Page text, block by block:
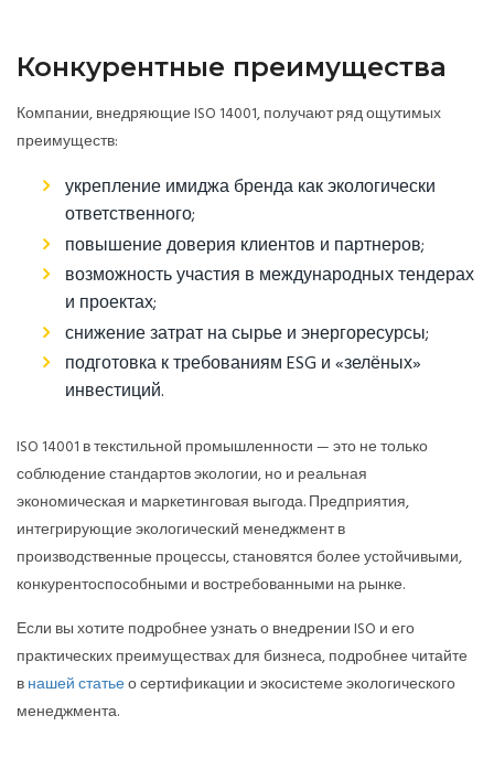
Конкурентные преимущества
Компании, внедряющие ISO 14001, получают ряд ощутимых
преимуществ:
укрепление имиджа бренда как экологически
ответственного;
повышение доверия клиентов и партнеров;
возможность участия в международных тендерах
и проектах;
снижение затрат на сырье и энергоресурсы;
подготовка к требованиям ESG и «зелёных»
инвестиций.
ISO 14001 в текстильной промышленности — это не только
соблюдение стандартов экологии, но и реальная
экономическая и маркетинговая выгода. Предприятия,
интегрирующие экологический менеджмент в
производственные процессы, становятся более устойчивыми,
конкурентоспособными и востребованными на рынке.
Если вы хотите подробнее узнать о внедрении ISO и его
практических преимуществах для бизнеса, подробнее читайте
внашей статьео сертификации и экосистеме экологического
менеджмента.